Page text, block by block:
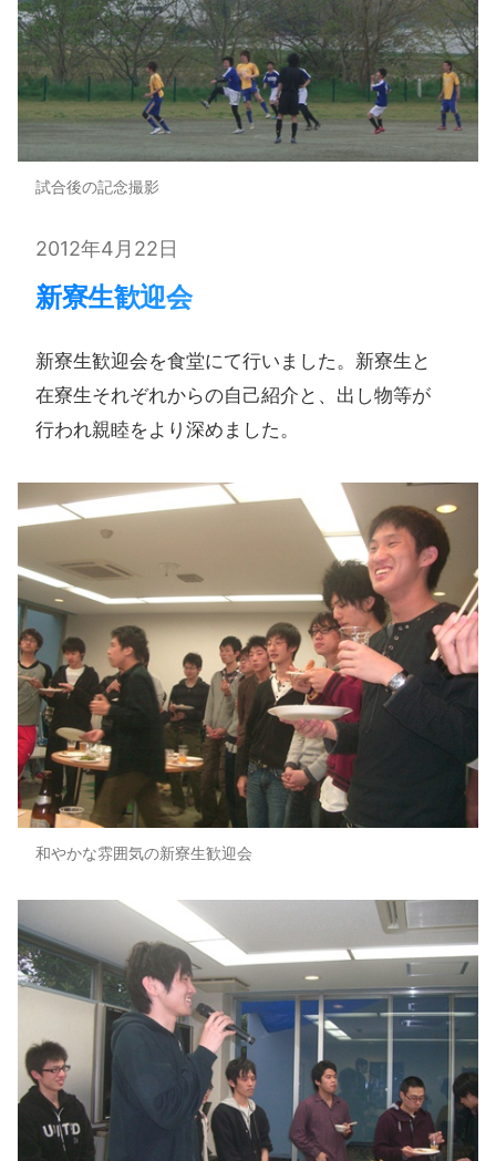
試合後の記念撮影
2012年4月22日
新寮生歓迎会
新寮生歓迎会を​食堂にて​行いました。​新寮生と​
在寮生それぞれからの​自己紹介と、​出し物等が​
行われ親睦を​より​深めました。​
和やかな雰囲気の新寮生歓迎会